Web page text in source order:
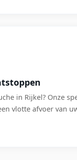
in Rijkel? Onze
vlotte afvoer van